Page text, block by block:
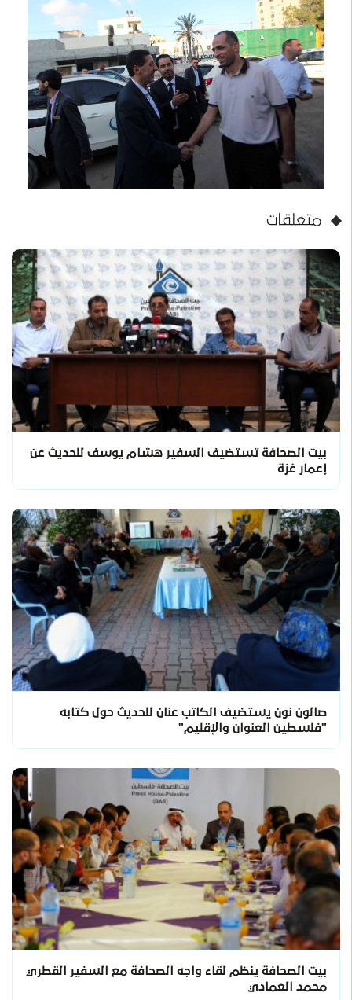
متعلقات
بيت الصحافة تستضيف السفير هشام يوسف للحديث عن
إعمار غزة
صالون نون يستضيف الكاتب عنان للحديث حول كتابه
"فلسطين العنوان والإقليم"
بيت الصحافة ينظم لقاء واجه الصحافة مع السفير القطري
محمد العمادي